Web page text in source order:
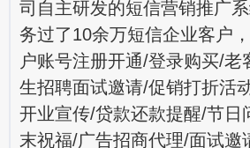
司自主研发的短信营销推广
务过了10余万短信企业客户
户账号注册开通/登录购买/老
生招聘面试邀请/促销打折活
开业宣传/贷款还款提醒/节日
末祝福/广告招商代理/面试邀